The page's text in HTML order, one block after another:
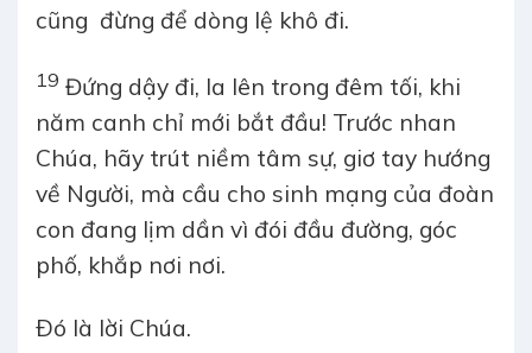
cũng đừng để dòng lệ khô đi.
19 Đứng dậy đi, la lên trong đêm tối, khi
năm canh chỉ mới bắt đầu! Trước nhan
Chúa, hãy trút niềm tâm sự, giơ tay hướng
về Người, mà cầu cho sinh mạng của đoàn
con đang lịm dần vì đói đầu đường, góc
phố, khắp nơi nơi.
Ðó là lời Chúa.